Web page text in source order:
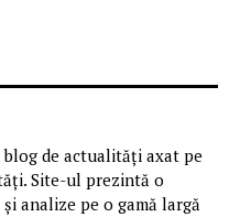
de actualități axat pe
Site-ul prezintă o
analize pe o gamă largă